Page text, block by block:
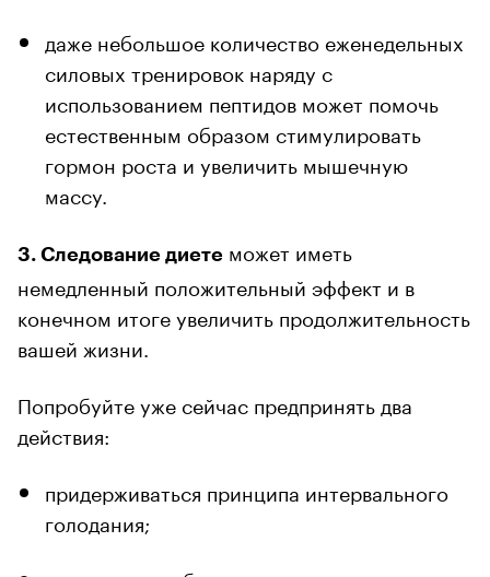
даже небольшое количество еженедельных
силовых тренировок наряду с
использованием пептидов может помочь
естественным образом стимулировать
гормон роста и увеличить мышечную
массу.
3. Следование диете может иметь
немедленный положительный эффект и в
конечном итоге увеличить продолжительность
вашей жизни.
Попробуйте уже сейчас предпринять два
действия:
придерживаться принципа интервального
голодания;